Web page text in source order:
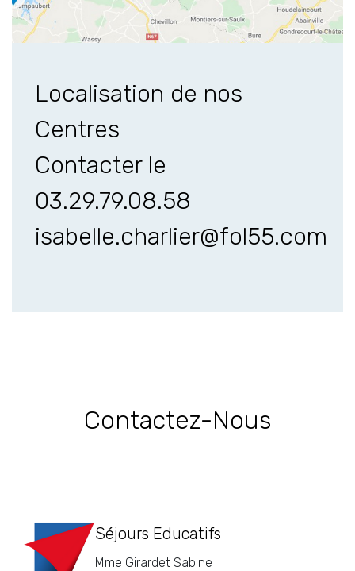
Localisation de nos
Centres
Contacter le
03.29.79.08.58
isabelle.charlier@fol55.com
Contactez-Nous
Séjours Educatifs
Mme Girardet Sabine